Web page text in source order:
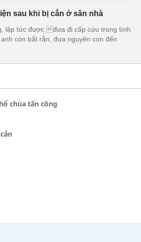
sau khi bị cắn ở sân nhà
lập tức được đưa đi cấp cứu trong tình
còn bắt rắn, đưa nguyên con đến
chúa tấn công